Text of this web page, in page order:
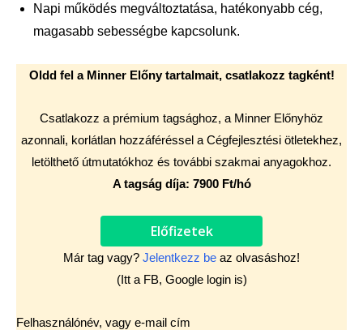
Napi működés megváltoztatása, hatékonyabb cég,
magasabb sebességbe kapcsolunk.
Oldd fel a Minner Előny tartalmait, csatlakozz tagként!
Csatlakozz a prémium tagsághoz, a Minner Előnyhöz
azonnali, korlátlan hozzáféréssel a Cégfejlesztési ötletekhez,
letölthető útmutatókhoz és további szakmai anyagokhoz.
A tagság díja: 7900 Ft/hó
Előfizetek
Már tag vagy? Jelentkezz be az olvasáshoz!
(Itt a FB, Google login is)
Felhasználónév, vagy e-mail cím